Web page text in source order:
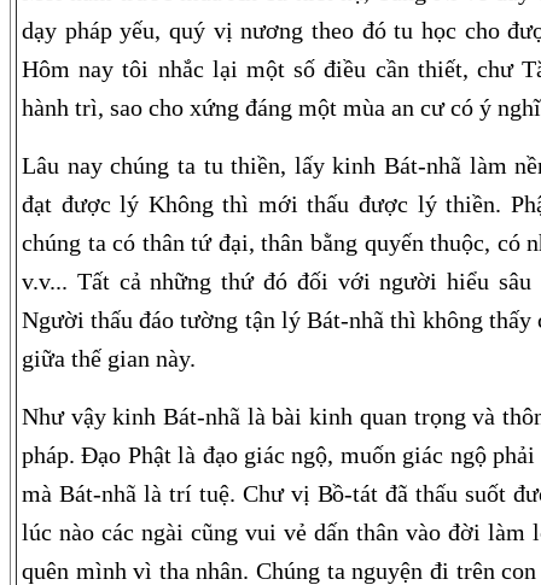
dạy pháp yếu, quý vị nương theo đó tu học cho
Hôm nay tôi nhắc lại một số điều cần thiết, chư
hành trì, sao cho xứng đáng một mùa an cư có ý
Lâu nay chúng ta tu thiền, lấy kinh Bát-nhã làm
đạt được lý Không thì mới thấu được lý thiền.
chúng ta có thân tứ đại, thân bằng quyến thuộc, có
v.v... Tất cả những thứ đó đối với người hiểu
Người thấu đáo tường tận lý Bát-nhã thì không thấy
giữa thế gian này.
Như vậy kinh Bát-nhã là bài kinh quan trọng và
pháp. Đạo Phật là đạo giác ngộ, muốn giác ngộ
mà Bát-nhã là trí tuệ. Chư vị Bồ-tát đã thấu suốt
lúc nào các ngài cũng vui vẻ dấn thân vào đời làm
quên mình vì tha nhân. Chúng ta nguyện đi trên